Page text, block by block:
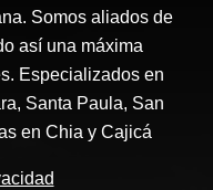
Somos aliados de
así una máxima
Especializados en
Santa Paula, San
en Chia y Cajicá